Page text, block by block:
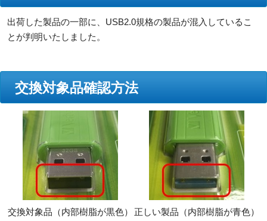
出荷した製品の一部に、USB2.0規格の製品が混入しているこ
とが判明いたしました。
交換対象品確認方法
交換対象品（内部樹脂が黒色）
正しい製品（内部樹脂が青色）